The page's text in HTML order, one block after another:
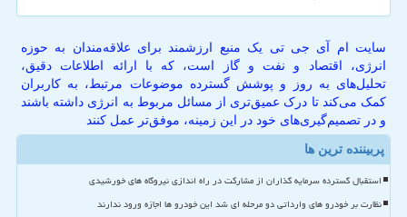
سایت ام آی جی تی یک منبع ارزشمند برای علاقه‌مندان به حوزه
انرژی، اقتصاد و نفت و گاز است، که با ارائه اطلاعات دقیق،
تحلیل‌های به روز و پوشش گسترده موضوعات مرتبط، به کاربران
کمک می‌کند تا درک عمیق‌تری از مسائل مربوط به انرژی داشته باشند
و در تصمیم‌گیری‌های خود در این زمینه، موفق‌تر عمل کنند
پربیننده ترین ها
استقبال گسترده سرمایه گذاران از مشارکت در راه اندازی نیروگاه های خورشیدی
نظارت بر خودرو های وارداتی دو مرحله ای شد این خودرو ها اجازه ورود ندارند